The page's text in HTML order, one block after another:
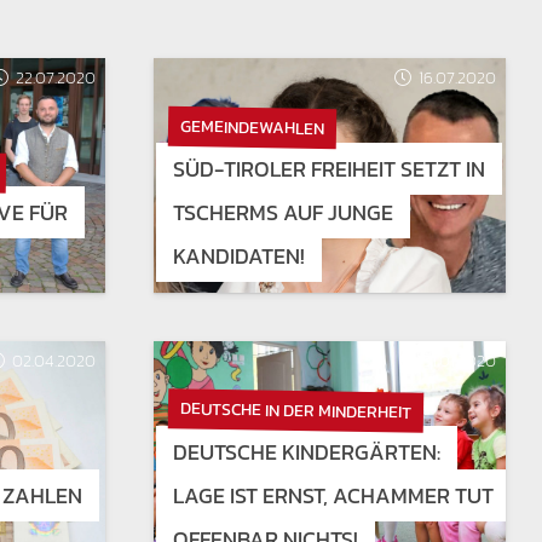
22.07.2020
FÜR
16.07.2020
GEMEINDEWAHLEN
SÜD-TIROLER FREIHEIT SETZT IN
TSCHERMS AUF JUNGE
KANDIDATEN!
02.04.2020 31.01.2020
DEUTSCHE IN DER MINDERHEIT
DEUTSCHE KINDERGÄRTEN:
LAGE IST ERNST, ACHAMMER TUT